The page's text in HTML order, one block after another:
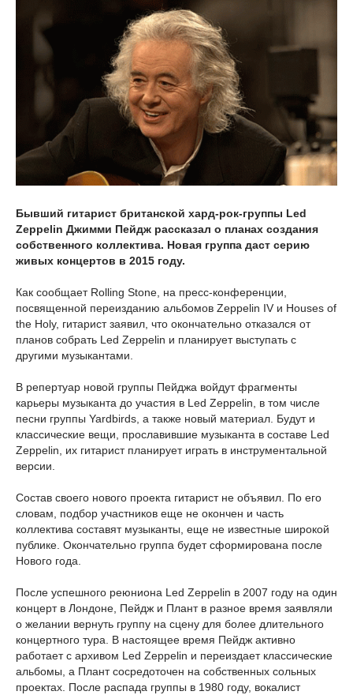
Бывший гитарист британской хард-рок-группы Led
Zeppelin Джимми Пейдж рассказал о планах создания
собственного коллектива. Новая группа даст серию
живых концертов в 2015 году.
Как сообщает Rolling Stone, на пресс-конференции,
посвященной переизданию альбомов Zeppelin IV и Houses of
the Holy, гитарист заявил, что окончательно отказался от
планов собрать Led Zeppelin и планирует выступать с
другими музыкантами.
В репертуар новой группы Пейджа войдут фрагменты
карьеры музыканта до участия в Led Zeppelin, в том числе
песни группы Yardbirds, а также новый материал. Будут и
классические вещи, прославившие музыканта в составе Led
Zeppelin, их гитарист планирует играть в инструментальной
версии.
Состав своего нового проекта гитарист не объявил. По его
словам, подбор участников еще не окончен и часть
коллектива составят музыканты, еще не известные широкой
публике. Окончательно группа будет сформирована после
Нового года.
После успешного реюниона Led Zeppelin в 2007 году на один
концерт в Лондоне, Пейдж и Плант в разное время заявляли
о желании вернуть группу на сцену для более длительного
концертного тура. В настоящее время Пейдж активно
работает с архивом Led Zeppelin и переиздает классические
альбомы, а Плант сосредоточен на собственных сольных
проектах. После распада группы в 1980 году, вокалист